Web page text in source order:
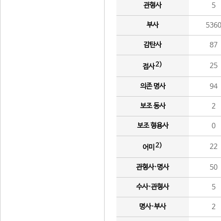
관형사 5
부사 5360
감탄사 87
접사2) 25
의존 명사 94
보조 동사 2
보조 형용사 0
어미 2) 22
관형사·명사 50
수사·관형사 5
명사·부사 2